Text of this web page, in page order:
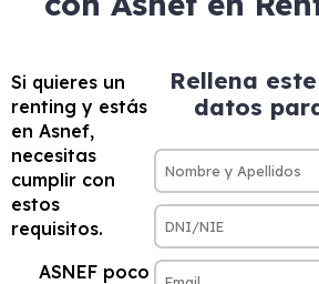
Si quieres un
renting y estás
en Asnef,
necesitas
cumplir con
estos
requisitos.
ASNEF poco
Rellena
datos